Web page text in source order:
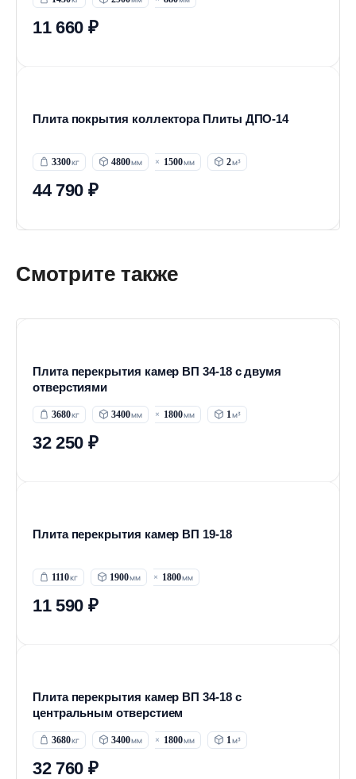
11 660 ₽
Плита покрытия коллектора Плиты ДПО-14
3300 4800 1500 2
44 790 ₽
Смотрите также
Плита перекрытия камер ВП 34-18 с двумя
отверстиями
3680 3400 1800 1
32 250 ₽
Плита перекрытия камер ВП 19-18
1110 1900 1800
11 590 ₽
Плита перекрытия камер ВП 34-18 с
центральным отверстием
3680 3400 1800 1
32 760 ₽